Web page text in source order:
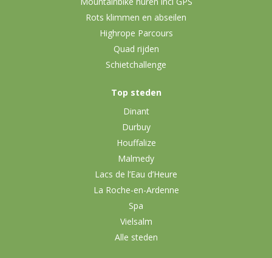
Rots klimmen en abseilen
Highrope Parcours
Quad rijden
Schietchallenge
Top steden
Dinant
Durbuy
Houffalize
Malmedy
Lacs de l’Eau d’Heure
La Roche-en-Ardenne
Spa
Vielsalm
Alle steden